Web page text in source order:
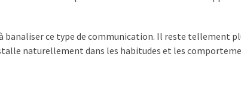
banaliser ce type de communication. Il reste tellement
naturellement dans les habitudes et les